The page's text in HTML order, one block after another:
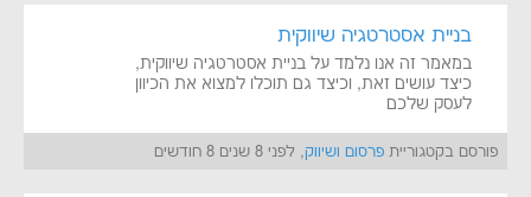
בניית אסטרטגיה שיווקית
במאמר זה אנו נלמד על בניית אסטרטגיה שיווקית,
כיצד עושים זאת, וכיצד גם תוכלו למצוא את הכיוון
לעסק שלכם
פורסם בקטגוריית פרסום ושיווק, לפני 8 שנים 8 חודשים